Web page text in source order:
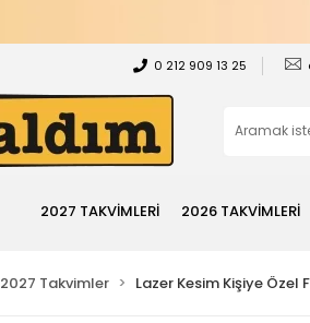
0 212 909 13 25
2027 TAKVİMLERİ 2026 TAKVİMLERİ
2027 Takvimler Lazer Kesim Kişiye